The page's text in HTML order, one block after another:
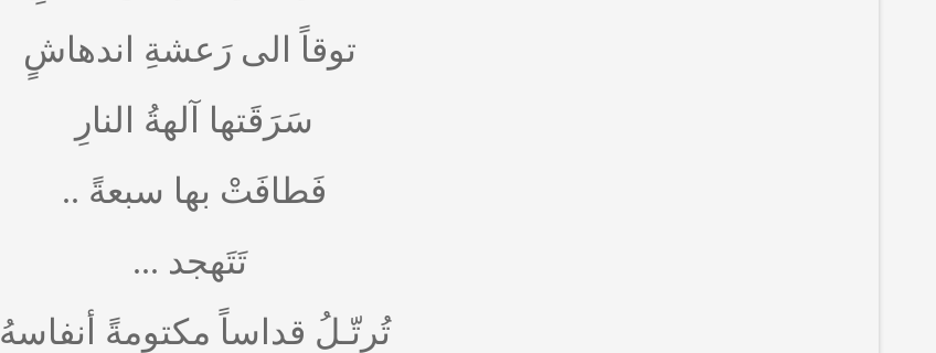
توقاً الى رَعشةِ اندهاشٍ
سَرَقَتها آلهةُ النارِ
فَطافَتْ بها سبعةً ..
تَتَهجد ...
تُرتّـلُ قداساً مكتومةً أنفاسهُ